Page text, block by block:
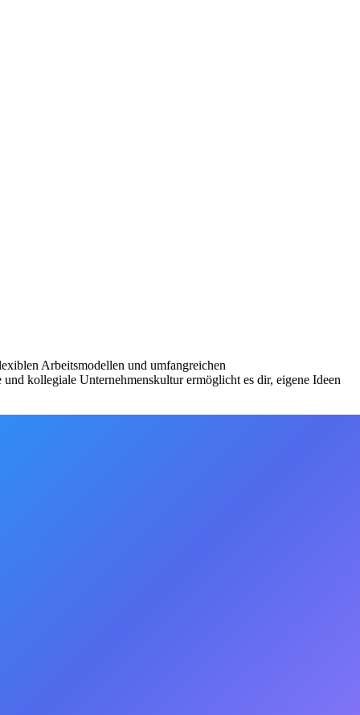
Arbeitsmodellen und umfangreichen
kollegiale Unternehmenskultur ermöglicht es dir, eigene Ideen